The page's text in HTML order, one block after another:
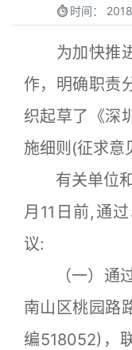
时间：
为加快推进
作，明确职责
织起草了《深
施细则(征求意
有关单位和
月11日前,通
议:
（一）通过
南山区桃园路
编518052)，